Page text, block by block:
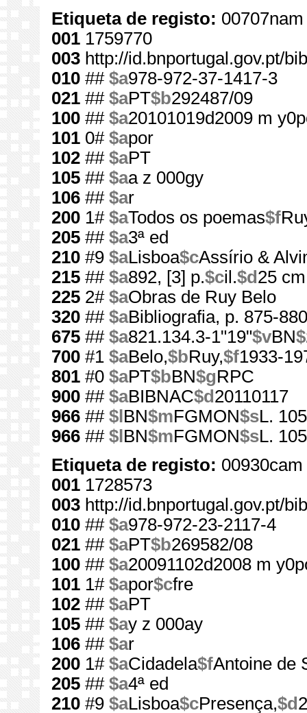
Etiqueta de registo:
001 1759770
003 http://id.bnportugal.gov.pt/
010 ## $a978-972-37-1417-3
021 ## $aPT$b292487/09
100 ## $a20101019d2009 m
101 0# $apor
102 ## $aPT
105 ## $aa z 000gy
106 ## $ar
200 1# $aTodos os poemas$f
205 ## $a3ª ed
210 #9 $aLisboa$cAssírio &
215 ## $a892, [3] p.$cil.$d 25 cm
225 2# $aObras de Ruy Belo
320 ## $aBibliografia, p. 875-880
675 ## $a821.134.3-1"19"$vBN
700 #1 $aBelo,$bRuy,$f1933-
801 #0 $aPT$bBN$gRPC
900 ## $aBIBNAC$d 20110117
966 ## $l BN$mFGMON$sL.
966 ## $l BN$mFGMON$sL.
Etiqueta de registo:
001 1728573
003 http://id.bnportugal.gov.pt/
010 ## $a978-972-23-2117-4
021 ## $aPT$b269582/08
100 ## $a20091102d2008 m
101 1# $apor$cfre
102 ## $aPT
105 ## $ay z 000ay
106 ## $ar
200 1# $aCidadela$fAntoine de
205 ## $a4ª ed
210 #9 $aLisboa$cPresença,$d